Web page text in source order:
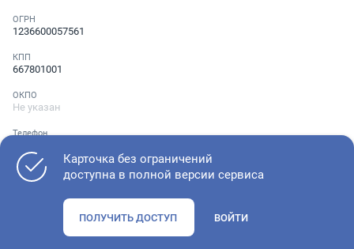
ОГРН
1236600057561
КПП
667801001
ОКПО
Не указан
Телефон
Как оценить состояние компании
Карточка без ограничений
доступна в полной версии сервиса
ПОЛУЧИТЬ ДОСТУП ВОЙТИ